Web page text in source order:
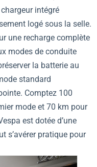
intégré
logé sous la selle.
une recharge complète
modes de conduite
la batterie au
standard
Comptez 100
mode et 70 km pour
est dotée d’une
s’avérer pratique pour